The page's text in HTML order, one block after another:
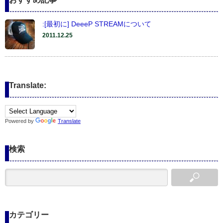
:[最初に] DeeeP STREAMについて
2011.12.25
Translate:
Powered by Translate
検索
カテゴリー